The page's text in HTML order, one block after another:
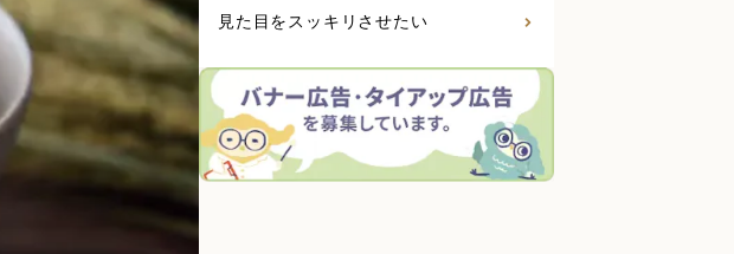
見た目をスッキリさせたい